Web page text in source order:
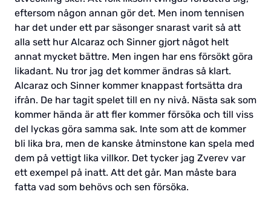
eftersom någon annan gör det. Men inom tennisen
har det under ett par säsonger snarast varit så att
alla sett hur Alcaraz och Sinner gjort något helt
annat mycket bättre. Men ingen har ens försökt göra
likadant. Nu tror jag det kommer ändras så klart.
Alcaraz och Sinner kommer knappast fortsätta dra
ifrån. De har tagit spelet till en ny nivå. Nästa sak som
kommer hända är att fler kommer försöka och till viss
del lyckas göra samma sak. Inte som att de kommer
bli lika bra, men de kanske åtminstone kan spela med
dem på vettigt lika villkor. Det tycker jag Zverev var
ett exempel på inatt. Att det går. Man måste bara
fatta vad som behövs och sen försöka.